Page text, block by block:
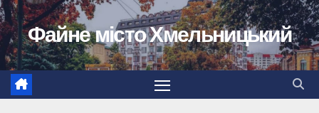
Перейти
до
вмісту
Файне місто Хмельницький